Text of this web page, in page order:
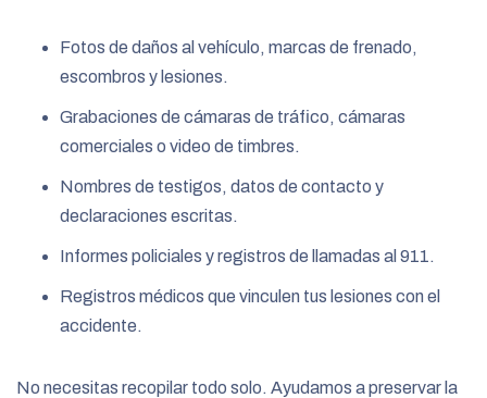
Fotos de daños al vehículo, marcas de frenado,
escombros y lesiones.
Grabaciones de cámaras de tráfico, cámaras
comerciales o video de timbres.
Nombres de testigos, datos de contacto y
declaraciones escritas.
Informes policiales y registros de llamadas al 911.
Registros médicos que vinculen tus lesiones con el
accidente.
No necesitas recopilar todo solo. Ayudamos a preservar la